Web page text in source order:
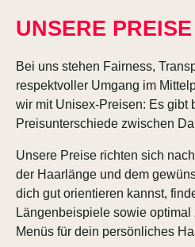
UNSERE PREISE
Bei uns stehen Fairness,
respektvoller Umgang im
wir mit Unisex-Preisen: Es gibt
Preisunterschiede zwischen
Unsere Preise richten sich
der Haarlänge und dem
dich gut orientieren kannst,
Längenbeispiele sowie
Menüs für dein persönliches